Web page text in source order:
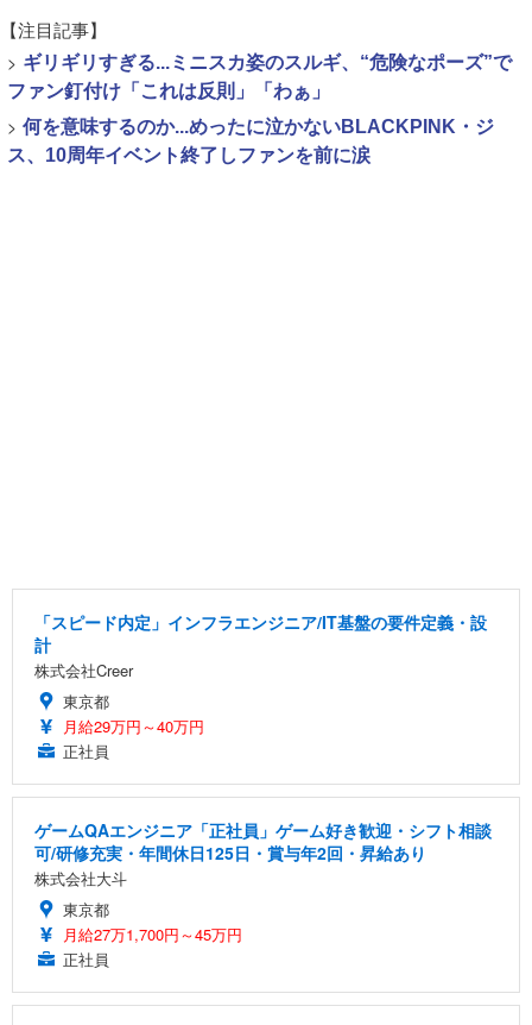
【注目記事】
> ギリギリすぎる...ミニスカ姿のスルギ、“危険なポーズ”で
ファン釘付け「これは反則」「わぁ」
> 何を意味するのか...めったに泣かないBLACKPINK・ジ
ス、10周年イベント終了しファンを前に涙
「スピード内定」インフラエンジニア/IT基盤の要件定義・設
計
株式会社Creer
東京都
月給29万円～40万円
正社員
ゲームQAエンジニア「正社員」ゲーム好き歓迎・シフト相談
可/研修充実・年間休日125日・賞与年2回・昇給あり
株式会社大斗
東京都
月給27万1,700円～45万円
正社員